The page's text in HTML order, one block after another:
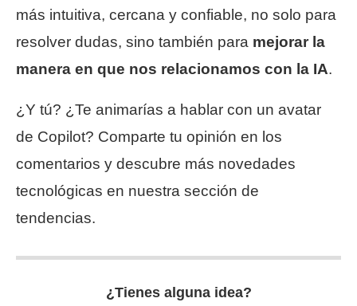
más intuitiva, cercana y confiable, no solo para
resolver dudas, sino también para mejorar la
manera en que nos relacionamos con la IA.
¿Y tú? ¿Te animarías a hablar con un avatar
de Copilot? Comparte tu opinión en los
comentarios y descubre más novedades
tecnológicas en nuestra sección de
tendencias.
¿Tienes alguna idea?